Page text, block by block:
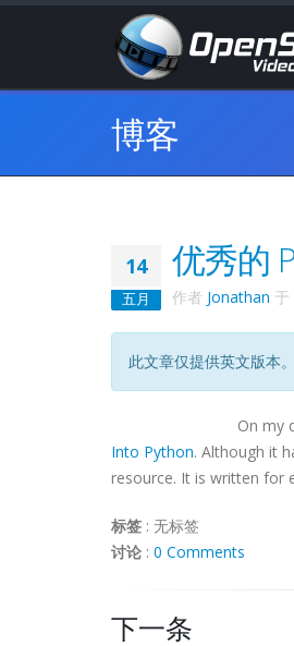
博客
14
五月
优秀的
作者 Jonathan 于
此文章仅提供英文版本。
On my
Into Python. Although it
resource. It is written for
标签 : 无标签
讨论 : 0 Comments
下一条